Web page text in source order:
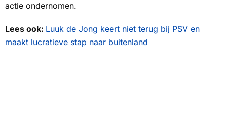
actie ondernomen.
Lees ook: Luuk de Jong keert niet terug bij PSV en
maakt lucratieve stap naar buitenland